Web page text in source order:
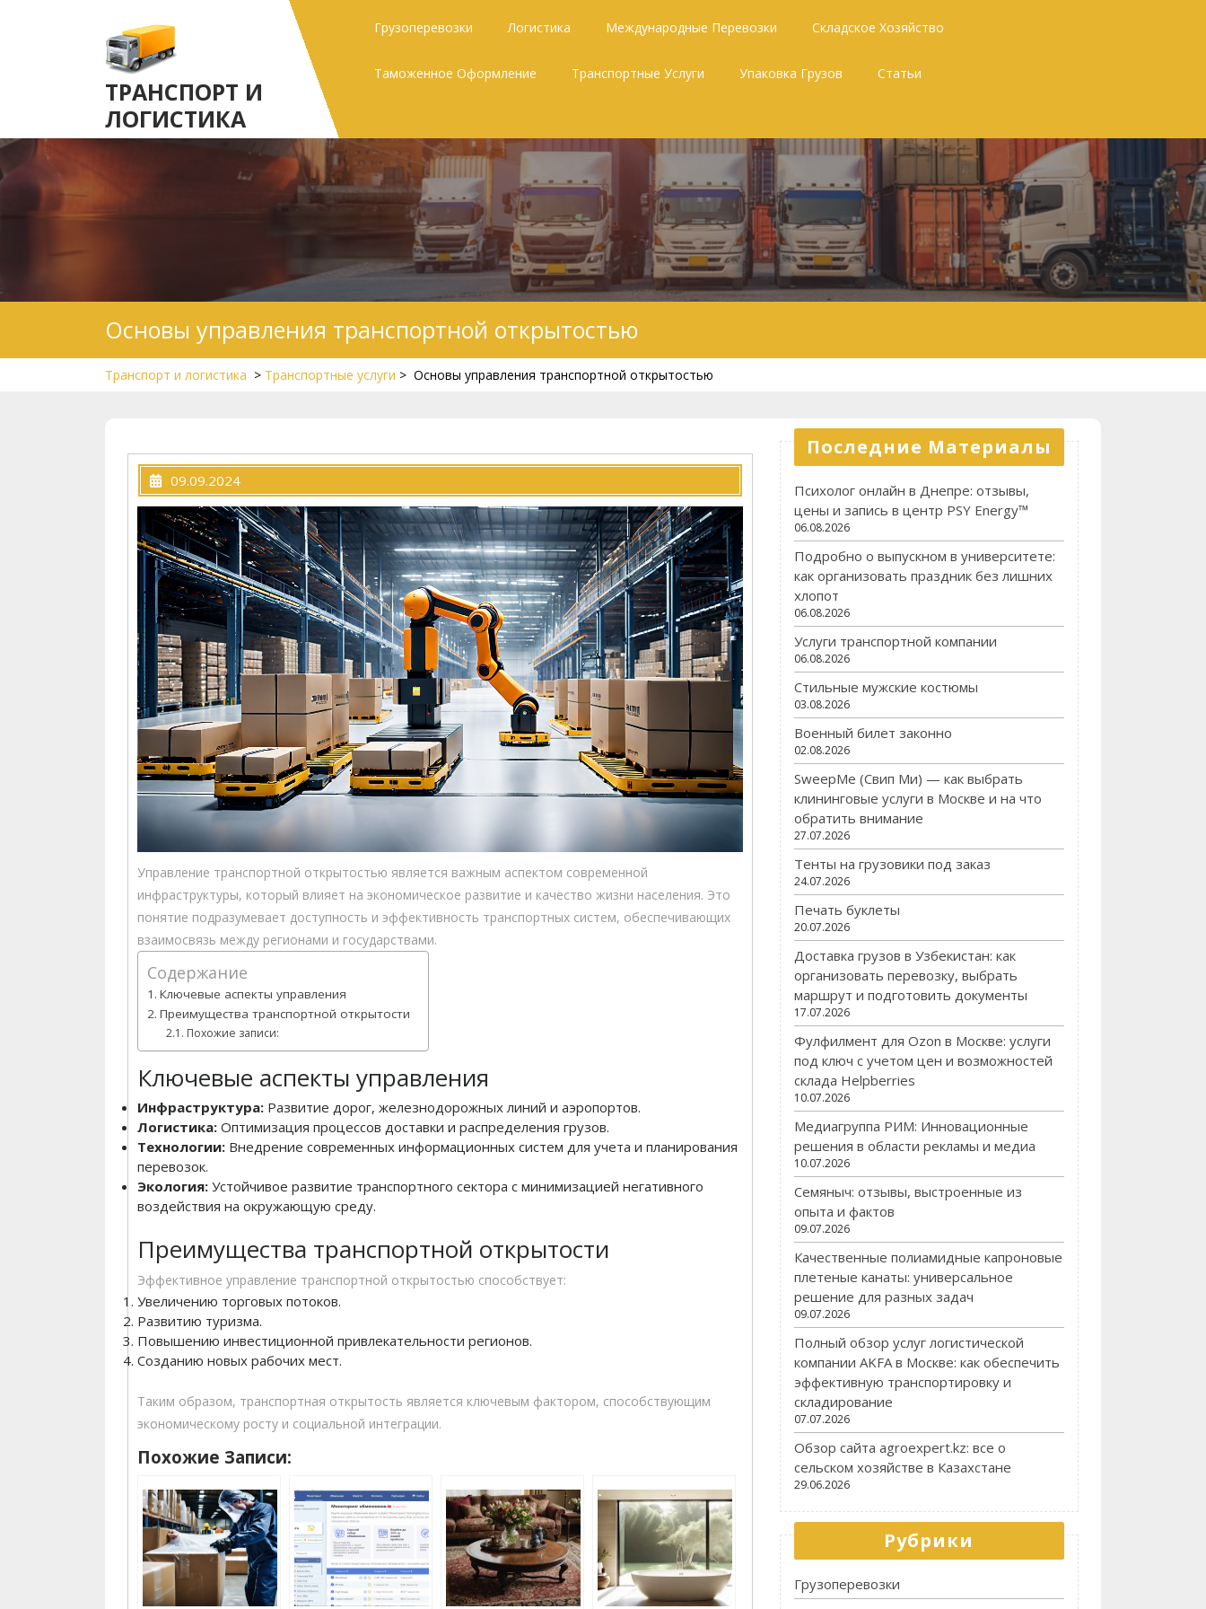
ТРАНСПОРТ И
ЛОГИСТИКА
Грузоперевозки Логистика Международные Перевозки Складское Хозяйство
Таможенное Оформление Транспортные Услуги Упаковка Грузов Статьи
Основы управления транспортной открытостью
Транспорт и логистика > Транспортные услуги > Основы управления транспортной открытостью
09.09.2024
Управление транспортной открытостью является важным аспектом современной
инфраструктуры, который влияет на экономическое развитие и качество жизни населения. Это
понятие подразумевает доступность и эффективность транспортных систем, обеспечивающих
взаимосвязь между регионами и государствами.
Содержание
Ключевые аспекты управления
Преимущества транспортной открытости
Похожие записи:
Ключевые аспекты управления
Инфраструктура: Развитие дорог, железнодорожных линий и аэропортов.
Логистика: Оптимизация процессов доставки и распределения грузов.
Технологии: Внедрение современных информационных систем для учета и планирования
перевозок.
Экология: Устойчивое развитие транспортного сектора с минимизацией негативного
воздействия на окружающую среду.
Преимущества транспортной открытости
Эффективное управление транспортной открытостью способствует:
Увеличению торговых потоков.
Развитию туризма.
Повышению инвестиционной привлекательности регионов.
Созданию новых рабочих мест.
Таким образом, транспортная открытость является ключевым фактором, способствующим
экономическому росту и социальной интеграции.
Похожие Записи:
Последние Материалы
Психолог онлайн в Днепре: отзывы,
цены и запись в центр PSY Energy™
06.08.2026
Подробно о выпускном в университете:
как организовать праздник без лишних
хлопот
06.08.2026
Услуги транспортной компании
06.08.2026
Стильные мужские костюмы
03.08.2026
Военный билет законно
02.08.2026
SweepMe (Свип Ми) — как выбрать
клининговые услуги в Москве и на что
обратить внимание
27.07.2026
Тенты на грузовики под заказ
24.07.2026
Печать буклеты
20.07.2026
Доставка грузов в Узбекистан: как
организовать перевозку, выбрать
маршрут и подготовить документы
17.07.2026
Фулфилмент для Ozon в Москве: услуги
под ключ с учетом цен и возможностей
склада Helpberries
10.07.2026
Медиагруппа РИМ: Инновационные
решения в области рекламы и медиа
10.07.2026
Семяныч: отзывы, выстроенные из
опыта и фактов
09.07.2026
Качественные полиамидные капроновые
плетеные канаты: универсальное
решение для разных задач
09.07.2026
Полный обзор услуг логистической
компании AKFA в Москве: как обеспечить
эффективную транспортировку и
складирование
07.07.2026
Обзор сайта agroexpert.kz: все о
сельском хозяйстве в Казахстане
29.06.2026
Рубрики
Грузоперевозки